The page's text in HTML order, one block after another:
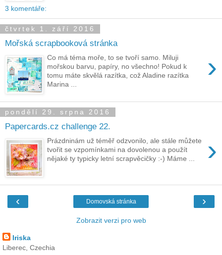
3 komentáře:
čtvrtek 1. září 2016
Mořská scrapbooková stránka
›
Co má téma moře, to se tvoří samo. Miluji
mořskou barvu, papíry, no všechno! Pokud k
tomu máte skvělá razítka, což Aladine razítka
Marina ...
pondělí 29. srpna 2016
Papercards.cz challenge 22.
›
Prázdninám už téměř odzvonilo, ale stále můžete
tvořit se vzpomínkami na dovolenou a použít
nějaké ty typicky letní scrapvěcičky :-) Máme ...
‹ ›
Domovská stránka
Zobrazit verzi pro web
Iriska
Liberec, Czechia